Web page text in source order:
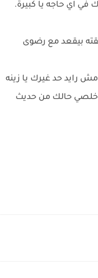
في اي حاجه يا كبيرة.
بيقعد مع رضوى
رايد حد غيرك يا زينه
حالك من حديث